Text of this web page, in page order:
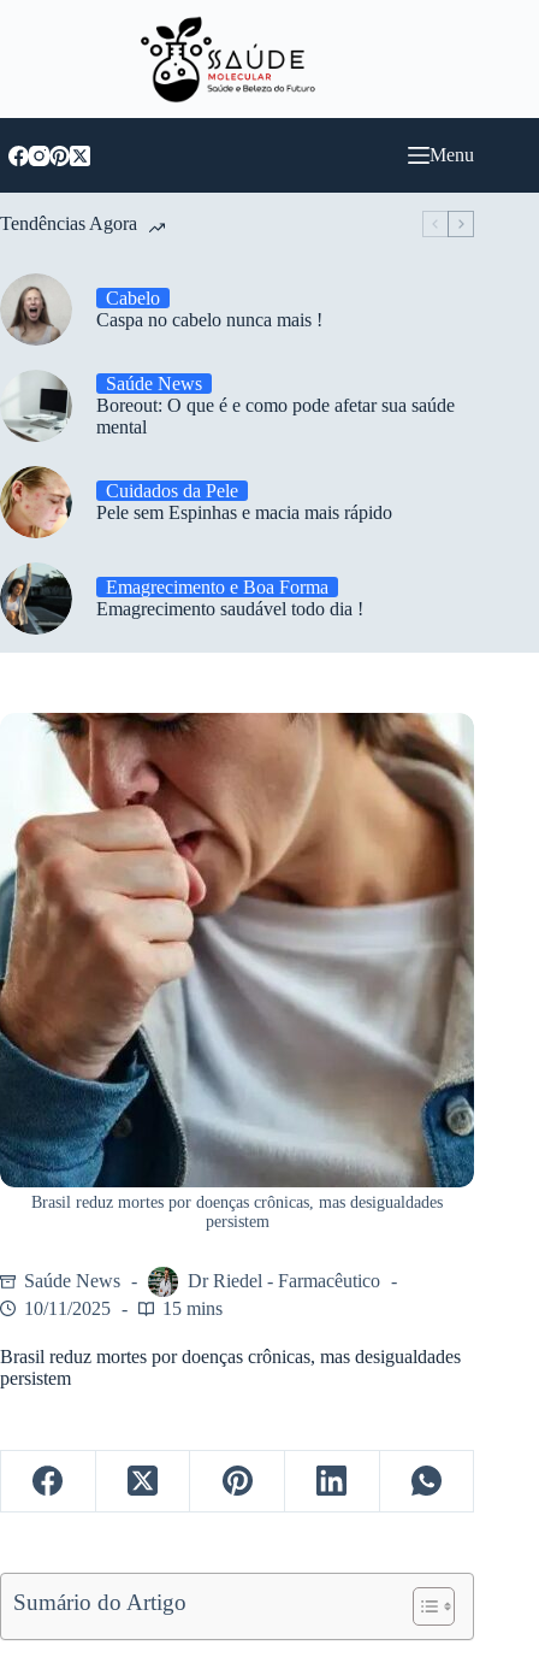
Menu
Tendências Agora
Cabelo
Caspa no cabelo nunca mais !
Saúde News
Boreout: O que é e como pode afetar sua saúde
mental
Cuidados da Pele
Pele sem Espinhas e macia mais rápido
Emagrecimento e Boa Forma
Emagrecimento saudável todo dia !
Brasil reduz mortes por doenças crônicas, mas desigualdades
persistem
Saúde News
Dr Riedel - Farmacêutico
10/11/2025
15 mins
Brasil reduz mortes por doenças crônicas, mas desigualdades
persistem
Sumário do Artigo